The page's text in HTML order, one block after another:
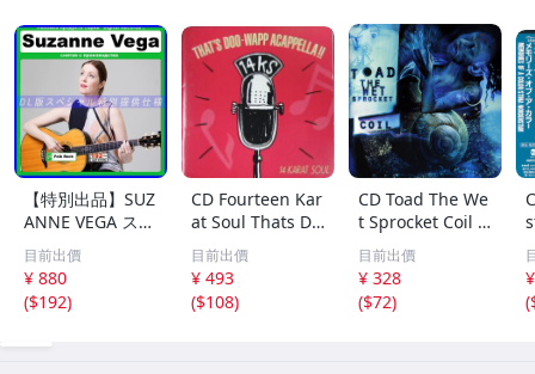
【特別出品】SUZ
ANNE VEGA スザ
ンヌ・ヴェガ 精
選集 100歌 音楽D
L(MP3CD)☆
目前出價
¥ 880
($192)
CD Fourteen Kar
at Soul Thats Do
o-Wapp Acappel
la PCCY00374 Ca
nyon Internatio
nal /00110
目前出價
¥ 493
($108)
CD Toad The We
t Sprocket Coil C
K67862 Columbi
a /00110
目前出價
¥ 328
($72)
(